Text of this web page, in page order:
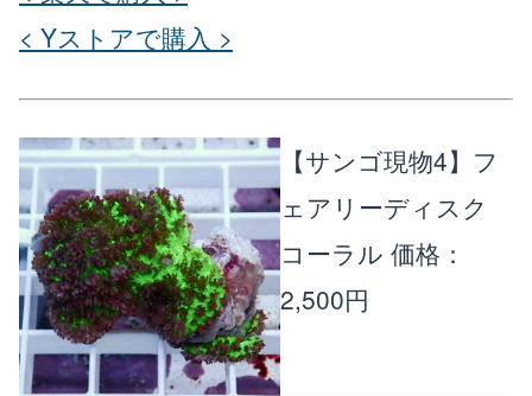
< Yストアで購入 >
【サンゴ現物4】フ
ェアリーディスク
コーラル 価格：
2,500円